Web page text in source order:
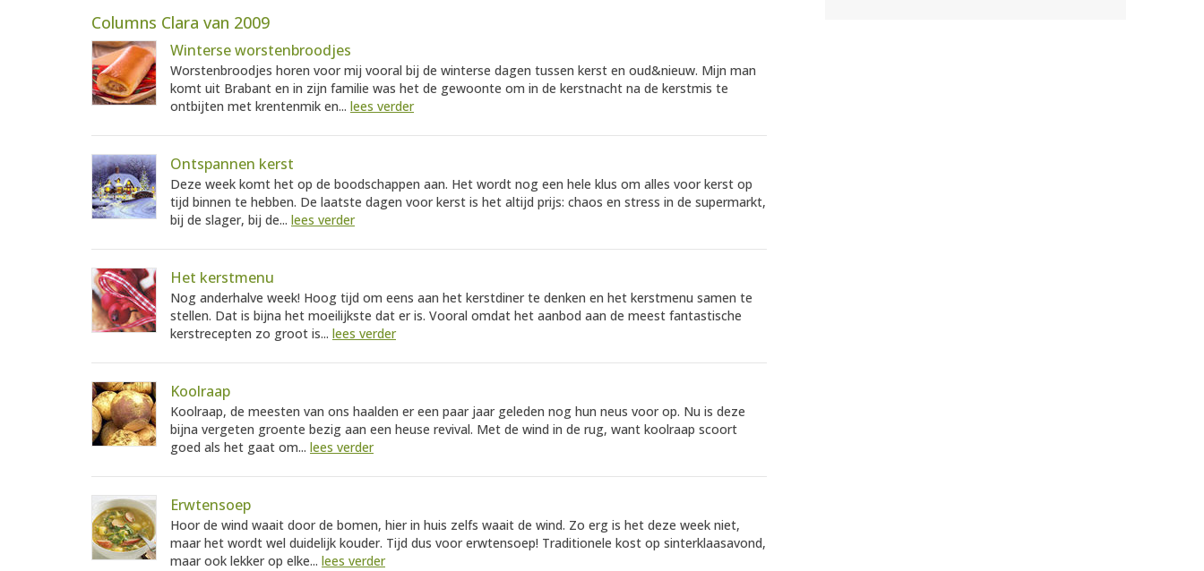
Columns Clara van 2009
Winterse worstenbroodjes
Worstenbroodjes horen voor mij vooral bij de winterse dagen tussen kerst en oud&nieuw. Mijn man
komt uit Brabant en in zijn familie was het de gewoonte om in de kerstnacht na de kerstmis te
ontbijten met krentenmik en... lees verder
Ontspannen kerst
Deze week komt het op de boodschappen aan. Het wordt nog een hele klus om alles voor kerst op
tijd binnen te hebben. De laatste dagen voor kerst is het altijd prijs: chaos en stress in de supermarkt,
bij de slager, bij de... lees verder
Het kerstmenu
Nog anderhalve week! Hoog tijd om eens aan het kerstdiner te denken en het kerstmenu samen te
stellen. Dat is bijna het moeilijkste dat er is. Vooral omdat het aanbod aan de meest fantastische
kerstrecepten zo groot is... lees verder
Koolraap
Koolraap, de meesten van ons haalden er een paar jaar geleden nog hun neus voor op. Nu is deze
bijna vergeten groente bezig aan een heuse revival. Met de wind in de rug, want koolraap scoort
goed als het gaat om... lees verder
Erwtensoep
Hoor de wind waait door de bomen, hier in huis zelfs waait de wind. Zo erg is het deze week niet,
maar het wordt wel duidelijk kouder. Tijd dus voor erwtensoep! Traditionele kost op sinterklaasavond,
maar ook lekker op elke... lees verder